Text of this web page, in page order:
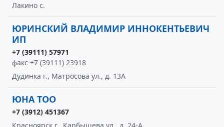
Лакино с.
ЮРИНСКИЙ ВЛАДИМИР ИННОКЕНТЬЕВИЧ
ИП
+7 (39111) 57971
факс +7 (39111) 23918
Дудинка г., Матросова ул., д. 13А
ЮНА ТОО
+7 (3912) 451367